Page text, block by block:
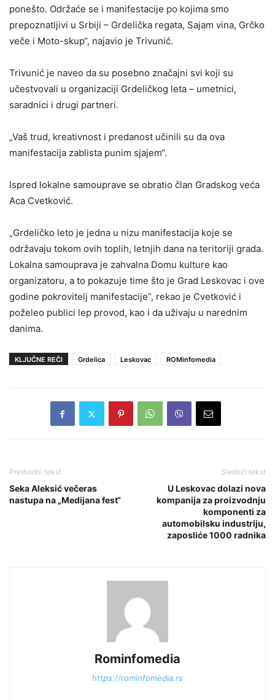
ponešto. Održaće se i manifestacije po kojima smo
prepoznatljivi u Srbiji – Grdelička regata, Sajam vina, Grčko
veče i Moto-skup“, najavio je Trivunić.
Trivunić je naveo da su posebno značajni svi koji su
učestvovali u organizaciji Grdeličkog leta – umetnici,
saradnici i drugi partneri.
„Vaš trud, kreativnost i predanost učinili su da ova
manifestacija zablista punim sjajem“.
Ispred lokalne samouprave se obratio član Gradskog veća
Aca Cvetković.
„Grdeličko leto je jedna u nizu manifestacija koje se
održavaju tokom ovih toplih, letnjih dana na teritoriji grada.
Lokalna samouprava je zahvalna Domu kulture kao
organizatoru, a to pokazuje time što je Grad Leskovac i ove
godine pokrovitelj manifestacije“, rekao je Cvetković i
poželeo publici lep provod, kao i da uživaju u narednim
danima.
KLJUČNE REČI Grdelica Leskovac ROMinfomedia
Prethodni tekst
Seka Aleksić večeras
nastupa na „Medijana fest“
Sledeći tekst
U Leskovac dolazi nova
kompanija za proizvodnju
komponenti za
automobilsku industriju,
zaposliće 1000 radnika
Rominfomedia
https://rominfomedia.rs